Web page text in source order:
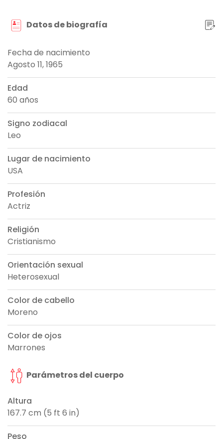
Datos de biografía
Fecha de nacimiento
Agosto 11, 1965
Edad
60 años
Signo zodiacal
Leo
Lugar de nacimiento
USA
Profesión
Actriz
Religión
Cristianismo
Orientación sexual
Heterosexual
Color de cabello
Moreno
Color de ojos
Marrones
Parámetros del cuerpo
Altura
167.7 cm (5 ft 6 in)
Peso